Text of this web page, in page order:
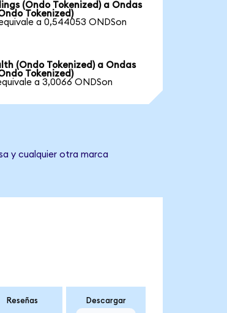
(Ondo Tokenized) a Ondas
Tokenized)
a 0,544053 ONDSon
(Ondo Tokenized) a Ondas
Tokenized)
a 3,0066 ONDSon
y cualquier otra marca
Reseñas Descargar